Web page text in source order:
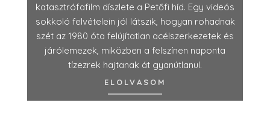
katasztrófafilm díszlete a Petőfi híd. Egy videós
sokkoló felvételein jól látszik, hogyan rohadnak
szét az 1980 óta felújítatlan acélszerkezetek és
járólemezek, miközben a felszínen naponta
tízezrek hajtanak át gyanútlanul.
ELOLVASOM